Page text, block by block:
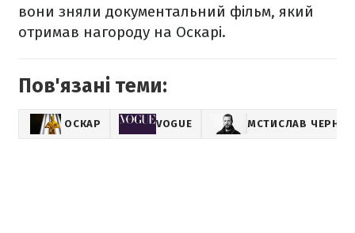
вони зняли документальний фільм, який
отримав нагороду на Оскарі.
Пов'язані теми:
ОСКАР VOGUE МСТИСЛАВ